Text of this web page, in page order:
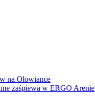
na Ołowiance
zaśpiewa w ERGO Arenie